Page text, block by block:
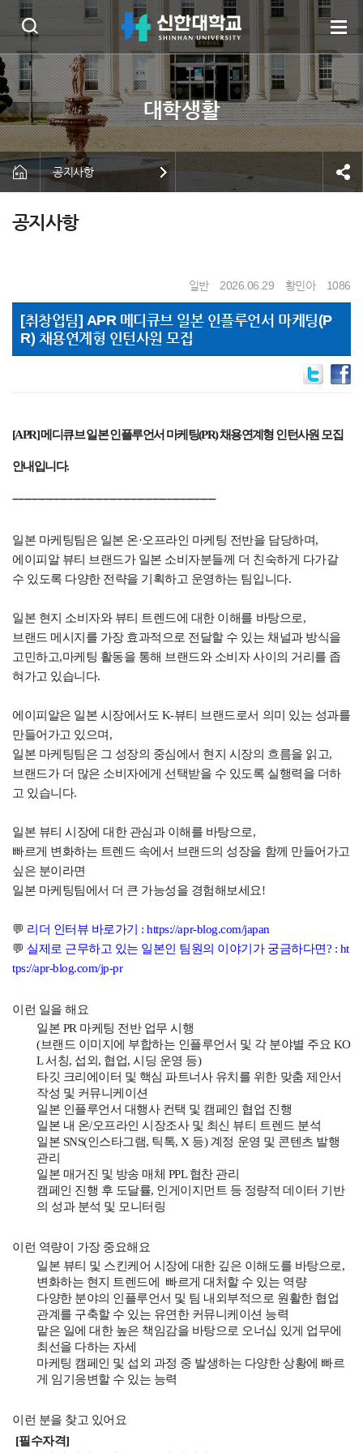
공지사항
공지사항
일반 2026.06.29 황민아 1086
[취창업팀] APR 메디큐브 일본 인플루언서 마케팅(P
R) 채용연계형 인턴사원 모집
[APR] 메디큐브 일본 인플루언서 마케팅(PR) 채용연계형 인턴사원 모집
안내입니다.
--------------------------------------------------------------------------
일본 마케팅팀은 일본 온·오프라인 마케팅 전반을 담당하며,
에이피알 뷰티 브랜드가 일본 소비자분들께 더 친숙하게 다가갈
수 있도록 다양한 전략을 기획하고 운영하는 팀입니다.
일본 현지 소비자와 뷰티 트렌드에 대한 이해를 바탕으로,
브랜드 메시지를 가장 효과적으로 전달할 수 있는 채널과 방식을
고민하고,마케팅 활동을 통해 브랜드와 소비자 사이의 거리를 좁
혀가고 있습니다.
에이피알은 일본 시장에서도 K-뷰티 브랜드로서 의미 있는 성과를
만들어가고 있으며,
일본 마케팅팀은 그 성장의 중심에서 현지 시장의 흐름을 읽고,
브랜드가 더 많은 소비자에게 선택받을 수 있도록 실행력을 더하
고 있습니다.
일본 뷰티 시장에 대한 관심과 이해를 바탕으로,
빠르게 변화하는 트렌드 속에서 브랜드의 성장을 함께 만들어가고
싶은 분이라면
일본 마케팅팀에서 더 큰 가능성을 경험해보세요!
💬 리더 인터뷰 바로가기 :https://apr-blog.com/japan
💬 실제로 근무하고 있는 일본인 팀원의 이야기가 궁금하다면? : ht
tps://apr-blog.com/jp-pr
이런 일을 해요
일본 PR 마케팅 전반 업무 시행
(브랜드 이미지에 부합하는 인플루언서 및 각 분야별 주요 KO
L 서칭, 섭외, 협업, 시딩 운영 등)
타깃 크리에이터 및 핵심 파트너사 유치를 위한 맞춤 제안서
작성 및 커뮤니케이션
일본 인플루언서 대행사 컨택 및 캠페인 협업 진행
일본 내 온/오프라인 시장조사 및 최신 뷰티 트렌드 분석
일본 SNS(인스타그램, 틱톡, X 등) 계정 운영 및 콘텐츠 발행
관리
일본 매거진 및 방송 매체 PPL 협찬 관리
캠페인 진행 후 도달률, 인게이지먼트 등 정량적 데이터 기반
의 성과 분석 및 모니터링
이런 역량이 가장 중요해요
일본 뷰티 및 스킨케어 시장에 대한 깊은 이해도를 바탕으로,
변화하는 현지 트렌드에 빠르게 대처할 수 있는 역량
다양한 분야의 인플루언서 및 팀 내외부적으로 원활한 협업
관계를 구축할 수 있는 유연한 커뮤니케이션 능력
맡은 일에 대한 높은 책임감을 바탕으로 오너십 있게 업무에
최선을 다하는 자세
마케팅 캠페인 및 섭외 과정 중 발생하는 다양한 상황에 빠르
게 임기응변할 수 있는 능력
이런 분을 찾고 있어요
[필수자격]